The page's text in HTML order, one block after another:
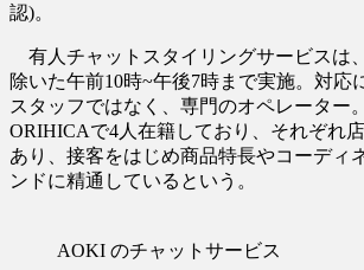
認)。
有人チャットスタイリングサービスは
除いた午前10時~午後7時まで実施。対応
スタッフではなく、専門のオペレーター
ORIHICAで4人在籍しており、それぞれ
あり、接客をはじめ商品特長やコーディ
ンドに精通しているという。
AOKI のチャットサービス